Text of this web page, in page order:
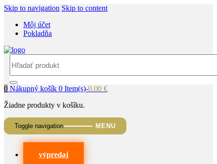
Skip to navigation Skip to content
Môj účet
Pokladňa
for:
0 Nákupný košík 0 Item(s)-0.00 €
Žiadne produkty v košíku.
Toggle navigation
výpredaj